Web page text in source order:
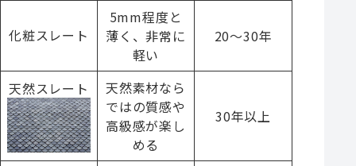
化粧スレート
5mm程度と
薄く、非常に
軽い
20～30年
天然スレート
天然素材なら
ではの質感や
高級感が楽し
める
30年以上